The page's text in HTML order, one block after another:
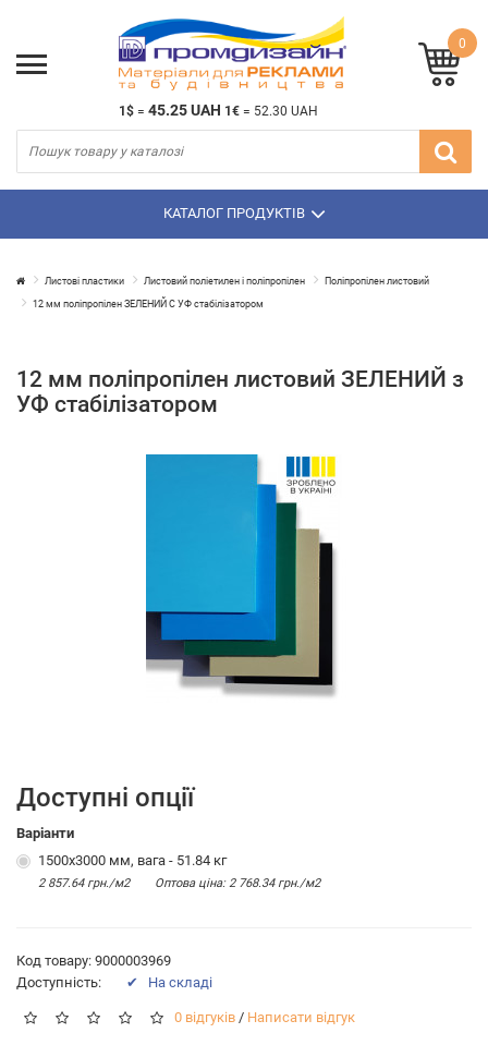
1$ = 45.25 UAH 1€ = 52.30 UAH
0
КАТАЛОГ ПРОДУКТІВ
Листові пластики Листовий поліетилен і поліпропілен Поліпропілен листовий
12 мм поліпропілен ЗЕЛЕНИЙ С УФ стабілізатором
12 мм поліпропілен листовий ЗЕЛЕНИЙ з
УФ стабілізатором
Доступні опції
Варіанти
1500х3000 мм, вага - 51.84 кг
2 857.64 грн./м2 Оптова цiна: 2 768.34 грн./м2
Код товару: 9000003969
Доступність:
✔ На складі
0 відгуків / Написати відгук